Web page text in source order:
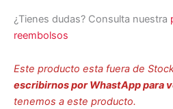
¿Tienes dudas? Consulta nuestra
reembolsos
Este producto esta fuera de
escribirnos por WhastApp para
tenemos a este producto.